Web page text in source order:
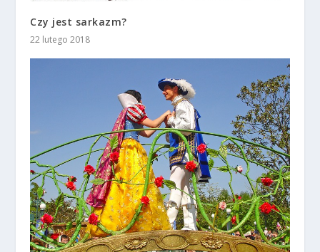
Czy jest sarkazm?
22 lutego 2018